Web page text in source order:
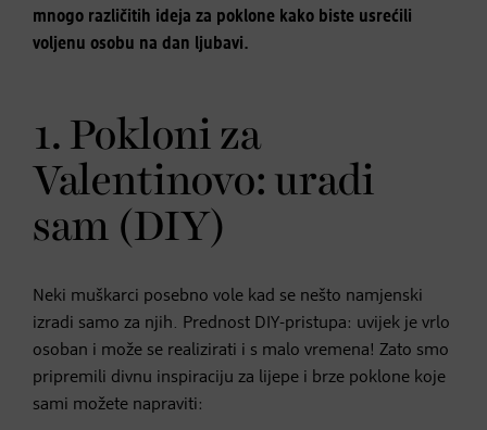
mnogo različitih ideja za poklone kako biste usrećili
voljenu osobu na dan ljubavi.
1. Pokloni za
Valentinovo: uradi
sam (DIY)
Neki muškarci posebno vole kad se nešto namjenski
izradi samo za njih. Prednost DIY-pristupa: uvijek je vrlo
osoban i može se realizirati i s malo vremena! Zato smo
pripremili divnu inspiraciju za lijepe i brze poklone koje
sami možete napraviti: